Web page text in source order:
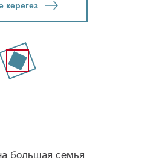
керегез
большая семья